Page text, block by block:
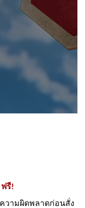
รี!
วามผิดพลาดก่อนสั่ง